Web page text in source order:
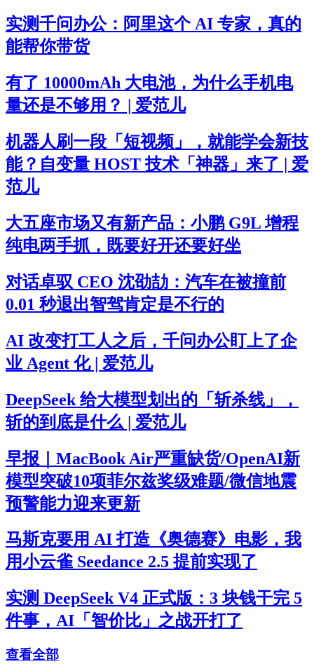
实测千问办公：阿里这个 AI 专家，真的
能帮你带货
有了 10000mAh 大电池，为什么手机电
量还是不够用？ | 爱范儿
机器人刷一段「短视频」，就能学会新技
能？自变量 HOST 技术「神器」来了 | 爱
范儿
大五座市场又有新产品：小鹏 G9L 增程
纯电两手抓，既要好开还要好坐
对话卓驭 CEO 沈劭劼：汽车在被撞前
0.01 秒退出智驾肯定是不行的
AI 改变打工人之后，千问办公盯上了企
业 Agent 化 | 爱范儿
DeepSeek 给大模型划出的「斩杀线」，
斩的到底是什么 | 爱范儿
早报｜MacBook Air严重缺货/OpenAI新
模型突破10项菲尔兹奖级难题/微信地震
预警能力迎来更新
马斯克要用 AI 打造《奥德赛》电影，我
用小云雀 Seedance 2.5 提前实现了
实测 DeepSeek V4 正式版：3 块钱干完 5
件事，AI「智价比」之战开打了
查看全部